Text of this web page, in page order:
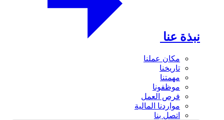
نبذة عنا
مكان عملنا
تاريخنا
مهمتنا
موظفونا
فرص العمل
مواردنا المالية
اتصل بنا